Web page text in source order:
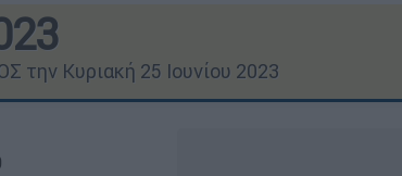
την Κυριακή 25 Ιουνίου 2023